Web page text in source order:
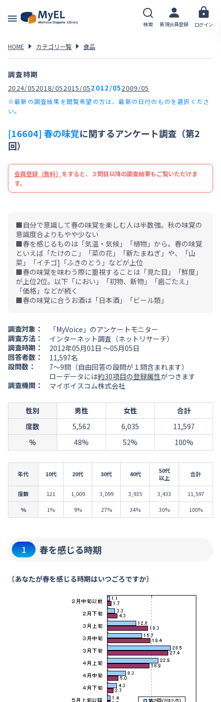
検索 新規会員登録 ログイン
HOME カテゴリ一覧 食品
調査時期
2024/052018/052015/052012/052009/05
※最新の調査結果を閲覧希望の方は、最新の日付のものを選択くださ
い。
[16604] 春の味覚に関するアンケート調査（第2
回）
会員登録（無料） をすると、３問目以降の調査結果もご覧いただけま
す。
■自分で意識して春の味覚を楽しむ人は半数強。秋の味覚の
意識度合よりもやや少ない
■春を感じるものは「気温・気候」「植物」から。春の味覚
といえば「たけのこ」「菜の花」「新たまねぎ」や、「山
菜」「イチゴ]「ふきのとう」などが上位
■春の味覚を味わう際に重視することは「見た目」「鮮度」
が上位2位。以下「におい」「初物、新物」「歯ごたえ」
「価格」などが続く
■春の味覚に合うお酒は「日本酒」「ビール類」
調査対象：
「MyVoice」のアンケートモニター
調査方法：
インターネット調査（ネットリサーチ）
調査時期：
2012年05月01日 ～05月05日
回答者数：
11,597名
設問数：
7～9問（自由回答の設問が１問含まれます）
ローデータには約30項目の登録属性がつきます
調査機関：
マイボイスコム株式会社
性別 男性 女性
合計
度数
5,562 6,035
11,597
％
48% 52% 100%
年代 10代 20代 30代 40代
50代
以上
合計
度数 121 1,009 3,099 3,935 3,433
11,597
％
1% 9% 27% 34% 30% 100%
1 春を感じる時期
〔あなたが春を感じる時期はいつごろですか〕